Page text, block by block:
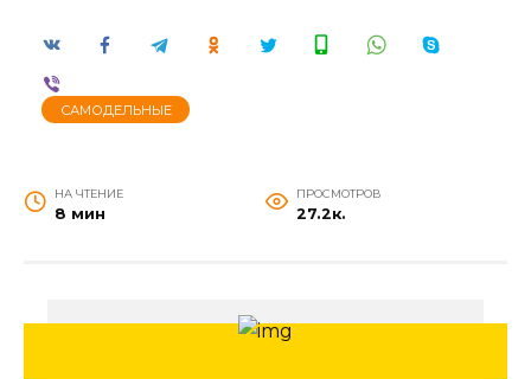
САМОДЕЛЬНЫЕ
НА ЧТЕНИЕ
8 мин
ПРОСМОТРОВ
27.2к.